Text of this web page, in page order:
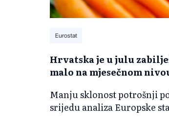
Eurostat
Hrvatska je u julu
malo na mjesečnom
Manju sklonost potrošnji
srijedu analiza Europske